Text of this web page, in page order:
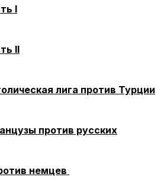
I
II
лига против Турции
против русских
немцев